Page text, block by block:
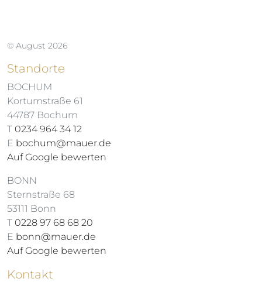
© August 2026
Standorte
BOCHUM
Kortumstraße 61
44787 Bochum
T 0234 964 34 12
E bochum@mauer.de
Auf Google bewerten
BONN
Sternstraße 68
53111 Bonn
T 0228 97 68 68 20
E bonn@mauer.de
Auf Google bewerten
Kontakt